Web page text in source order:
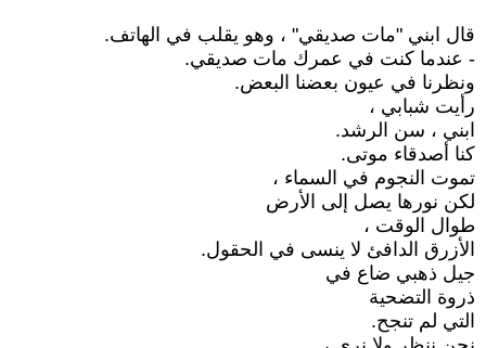
قال ابني "مات صديقي" ، وهو يقلب في الهاتف.
- عندما كنت في عمرك مات صديقي.
ونظرنا في عيون بعضنا البعض.
رأيت شبابي ،
ابني ، سن الرشد.
كنا أصدقاء موتى.
تموت النجوم في السماء ،
لكن نورها يصل إلى الأرض
طوال الوقت ،
الأزرق الدافئ لا ينسى في الحقول.
جيل ذهبي ضاع في
ذروة التضحية
التي لم تنجح.